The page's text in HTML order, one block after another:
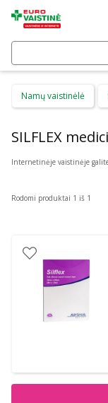
Namų vaistinėlė
SILFLEX
Rodomi produktai 1 iš 1